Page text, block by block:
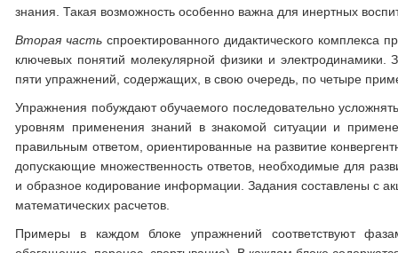
знания. Такая возможность особенно важна для инертных
Вторая часть спроектированного дидактического комплекса
ключевых понятий молекулярной физики и электродинамики.
пяти упражнений, содержащих, в свою очередь, по четыре
Упражнения побуждают обучаемого последовательно
уровням применения знаний в знакомой ситуации и
правильным ответом, ориентированные на развитие
допускающие множественность ответов, необходимые для
и образное кодирование информации. Задания составлены с
математических расчетов.
Примеры в каждом блоке упражнений соответствуют